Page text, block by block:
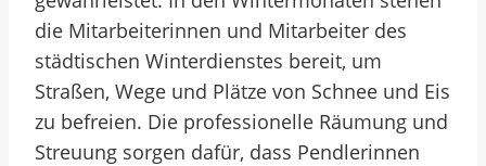
die Mitarbeiterinnen und Mitarbeiter des
städtischen Winterdienstes bereit, um
Straßen, Wege und Plätze von Schnee und Eis
zu befreien. Die professionelle Räumung und
Streuung sorgen dafür, dass Pendlerinnen